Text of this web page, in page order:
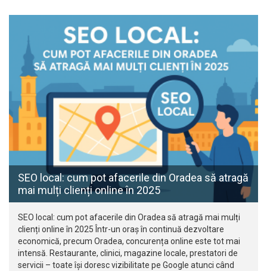
SEO local: cum pot afacerile din Oradea să atragă
mai mulți clienți online în 2025
SEO local: cum pot afacerile din Oradea să atragă mai mulți
clienți online în 2025 Într-un oraș în continuă dezvoltare
economică, precum Oradea, concurența online este tot mai
intensă. Restaurante, clinici, magazine locale, prestatori de
servicii – toate își doresc vizibilitate pe Google atunci când